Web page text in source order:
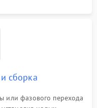
сборка
или фазового перехода